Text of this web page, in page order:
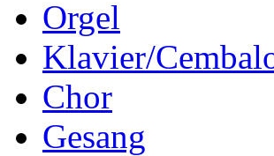
Orgel
Klavier/
Chor
Gesang